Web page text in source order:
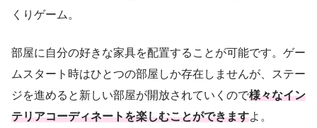
くりゲーム。
部屋に自分の好きな家具を配置することが可能です。ゲー
ムスタート時はひとつの部屋しか存在しませんが、ステー
ジを進めると新しい部屋が開放されていくので様々なイン
テリアコーディネートを楽しむことができますよ。